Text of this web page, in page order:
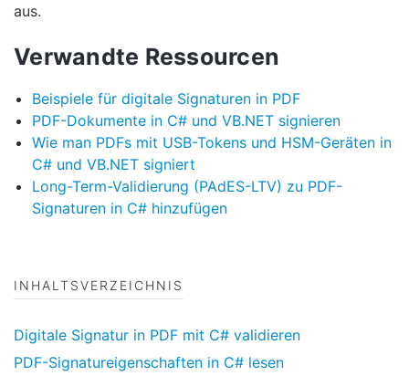
aus.
Verwandte Ressourcen
Beispiele für digitale Signaturen in PDF
PDF-Dokumente in C# und VB.NET signieren
Wie man PDFs mit USB-Tokens und HSM-Geräten in
C# und VB.NET signiert
Long-Term-Validierung (PAdES-LTV) zu PDF-
Signaturen in C# hinzufügen
INHALTSVERZEICHNIS
Digitale Signatur in PDF mit C# validieren
PDF-Signatureigenschaften in C# lesen